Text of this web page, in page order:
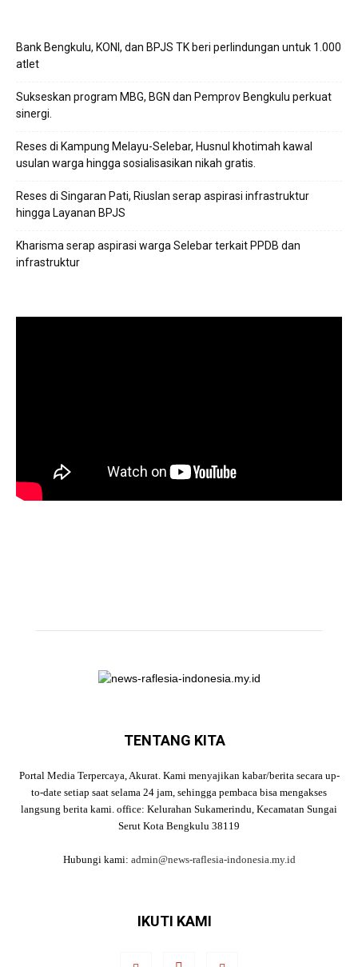
Bank Bengkulu, KONI, dan BPJS TK beri perlindungan untuk 1.000
atlet
Sukseskan program MBG, BGN dan Pemprov Bengkulu perkuat
sinergi.
Reses di Kampung Melayu-Selebar, Husnul khotimah kawal
usulan warga hingga sosialisasikan nikah gratis.
Reses di Singaran Pati, Riuslan serap aspirasi infrastruktur
hingga Layanan BPJS
Kharisma serap aspirasi warga Selebar terkait PPDB dan
infrastruktur
TENTANG KITA
Portal Media Terpercaya, Akurat. Kami menyajikan kabar/berita secara up-
to-date setiap saat selama 24 jam, sehingga pembaca bisa mengakses
langsung berita kami. office: Kelurahan Sukamerindu, Kecamatan Sungai
Serut Kota Bengkulu 38119
Hubungi kami: admin@news-raflesia-indonesia.my.id
IKUTI KAMI